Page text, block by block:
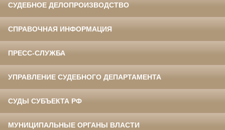
СУДЕБНОЕ ДЕЛОПРОИЗВОДСТВО
СПРАВОЧНАЯ ИНФОРМАЦИЯ
ПРЕСС-СЛУЖБА
УПРАВЛЕНИЕ СУДЕБНОГО ДЕПАРТАМЕНТА
СУДЫ СУБЪЕКТА РФ
МУНИЦИПАЛЬНЫЕ ОРГАНЫ ВЛАСТИ